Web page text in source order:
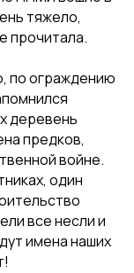
тяжело,
прочитала.
по ограждению
деревень
предков,
войне.
один
все несли и
имена наших